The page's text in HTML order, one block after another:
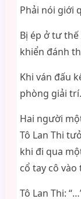
Phải nói giới
Bị ép ở tư thế
khiển đánh
Khi ván đấu
phòng giải trí.
Hai người
Tô Lan Thi
khi đi qua
cổ tay cô vào
Tô Lan Thi: